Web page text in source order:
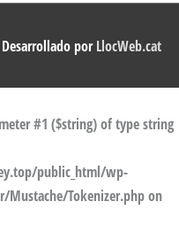
porLlocWeb.cat
#1 ($string) of type string
public_html/wp-
Tokenizer.phpon